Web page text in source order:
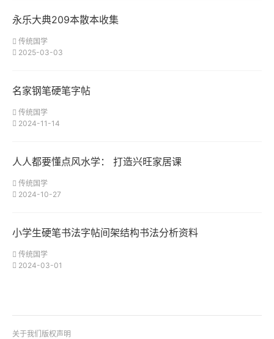
永乐大典209本散本收集
传统国学
2025-03-03
名家钢笔硬笔字帖
传统国学
2024-11-14
人人都要懂点风水学： 打造兴旺家居课
传统国学
2024-10-27
小学生硬笔书法字帖间架结构书法分析资料
传统国学
2024-03-01
关于我们 版权声明